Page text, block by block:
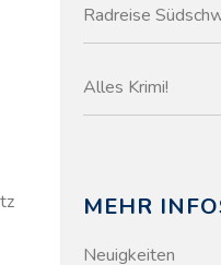
Radreise
Alles Krimi!
MEHR
Neuigkeiten